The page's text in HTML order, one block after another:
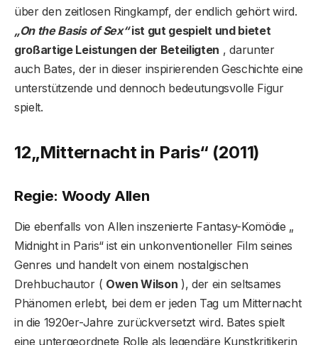
über den zeitlosen Ringkampf, der endlich gehört wird.
„On the Basis of Sex“ist gut gespielt und bietet
großartige Leistungen der Beteiligten , darunter
auch Bates, der in dieser inspirierenden Geschichte eine
unterstützende und dennoch bedeutungsvolle Figur
spielt.
12„Mitternacht in Paris“ (2011)
Regie: Woody Allen
Die ebenfalls von Allen inszenierte Fantasy-Komödie „
Midnight in Paris“ ist ein unkonventioneller Film seines
Genres und handelt von einem nostalgischen
Drehbuchautor ( Owen Wilson ), der ein seltsames
Phänomen erlebt, bei dem er jeden Tag um Mitternacht
in die 1920er-Jahre zurückversetzt wird. Bates spielt
eine untergeordnete Rolle als legendäre Kunstkritikerin